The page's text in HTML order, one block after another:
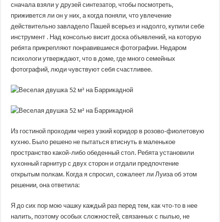
сначала взяли у друзей синтезатор, чтобы посмотреть,
приживется ли он у них, а когда поняли, что увлечение
действительно завладело Пашей всерьез и надолго, купили себе
инструмент . Над консолью висит доска объявлений, на которую
ребята прикрепляют понравившиеся фотографии. Недаром
психологи утверждают, что в доме, где много семейных
фотографий, люди чувствуют себя счастливее.
Из гостиной проходим через узкий коридор в розово-фиолетовую
кухню. Было решено не пытаться втиснуть в маленькое
пространство какой-либо обеденный стол. Ребята установили
кухонный гарнитур с двух сторон и отдали предпочтение
открытым полкам. Когда я спросил, сожалеет ли Луиза об этом
решении, она ответила:
Я до сих пор мою чашку каждый раз перед тем, как что-то в нее
налить, поэтому особых сложностей, связанных с пылью, не